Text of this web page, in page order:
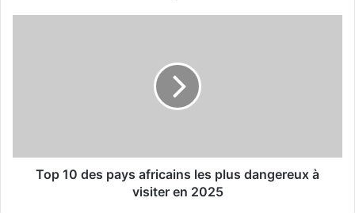
Top 10 des pays africains les plus dangereux à
visiter en 2025